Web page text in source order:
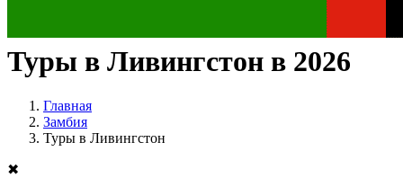
Туры в Ливингстон в 2026
Главная
Замбия
Туры в Ливингстон
✖